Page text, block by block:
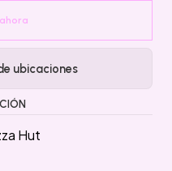
ubicaciones
Hut